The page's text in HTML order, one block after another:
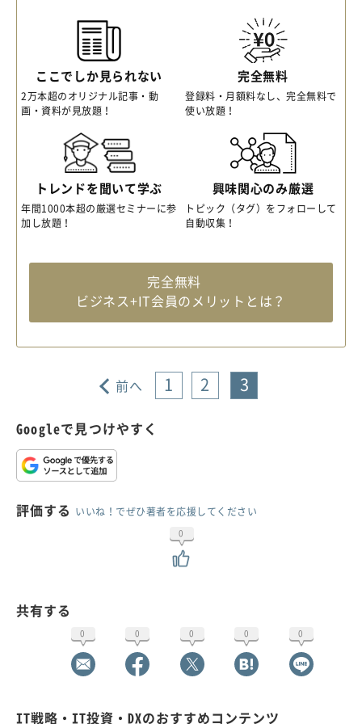
ここでしか見られない
2万本超のオリジナル記事・動
画・資料が見放題！
完全無料
登録料・月額料なし、完全無料で
使い放題！
トレンドを聞いて学ぶ
年間1000本超の厳選セミナーに参
加し放題！
興味関心のみ厳選
トピック（タグ）をフォローして
自動収集！
完全無料
ビジネス+IT会員のメリットとは？
前へ 1 2 3
Googleで見つけやすく
評価する いいね！でぜひ著者を応援してください
0
共有する
0 0 0 0 0
IT戦略・IT投資・DXのおすすめコンテンツ